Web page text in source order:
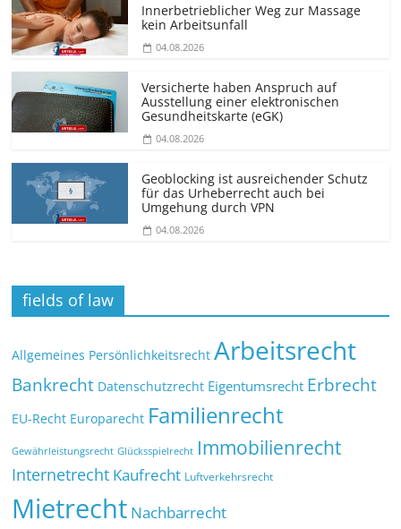
Innerbetrieblicher Weg zur Massage
kein Arbeitsunfall
04.08.2026
Versicherte haben Anspruch auf
Ausstellung einer elektronischen
Gesundheitskarte (eGK)
04.08.2026
Geoblocking ist ausreichender Schutz
für das Urheberrecht auch bei
Umgehung durch VPN
04.08.2026
fields of law
Allgemeines Persönlichkeitsrecht Arbeitsrecht
Bankrecht Datenschutzrecht Eigentumsrecht Erbrecht
EU-Recht Europarecht Familienrecht
Gewährleistungsrecht Glücksspielrecht Immobilienrecht
Internetrecht Kaufrecht Luftverkehrsrecht
Mietrecht Nachbarrecht